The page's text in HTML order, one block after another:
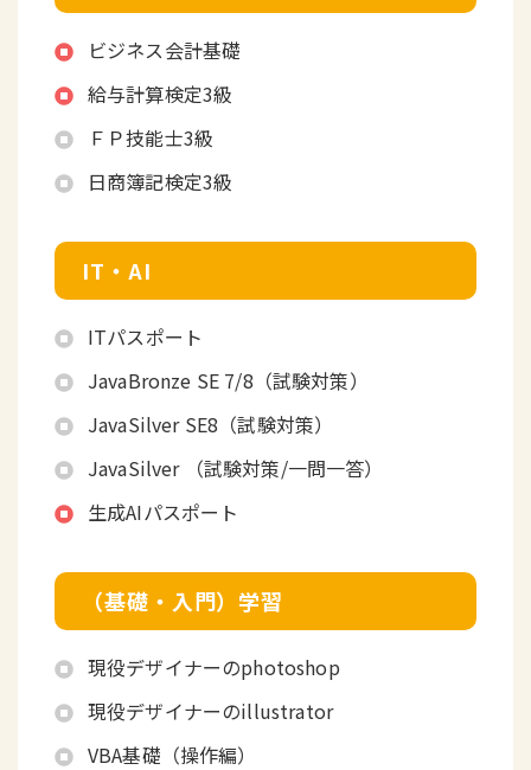
ビジネス会計基礎
給与計算検定3級
ＦＰ技能士3級
日商簿記検定3級
IT・AI
ITパスポート
JavaBronze SE 7/8（試験対策）
JavaSilver SE8（試験対策）
JavaSilver （試験対策/一問一答）
生成AIパスポート
（基礎・入門）学習
現役デザイナーのphotoshop
現役デザイナーのillustrator
VBA基礎（操作編）